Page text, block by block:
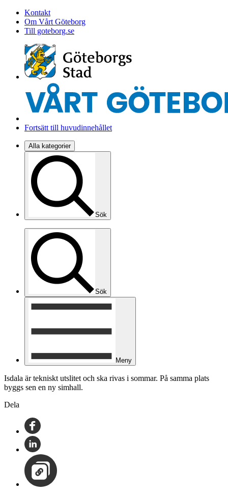
Kontakt
Om Vårt Göteborg
Till goteborg.se
Fortsätt till huvudinnehållet
Alla kategorier
Sök
Sök
Meny
Isdala är tekniskt utslitet och ska rivas i sommar. På samma plats
byggs sen en ny simhall.
Dela